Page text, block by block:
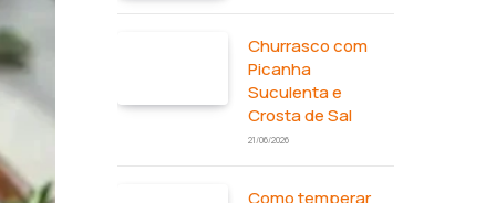
Churrasco com
Picanha
Suculenta e
Crosta de Sal
21/06/2026
Como temperar